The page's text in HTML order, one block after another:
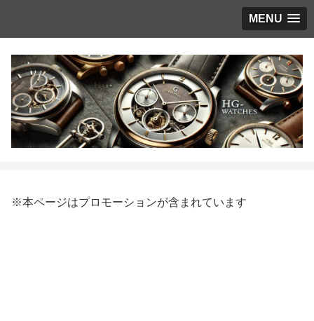
MENU
※本ページはプロモーションが含まれています